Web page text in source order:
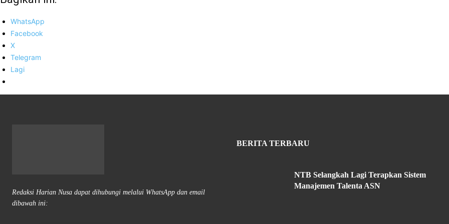
WhatsApp
Facebook
X
Telegram
Lagi
Redaksi Harian Nusa dapat dihubungi melalui WhatsApp dan email
dibawah ini:
BERITA TERBARU
NTB Selangkah Lagi Terapkan Sistem
Manajemen Talenta ASN